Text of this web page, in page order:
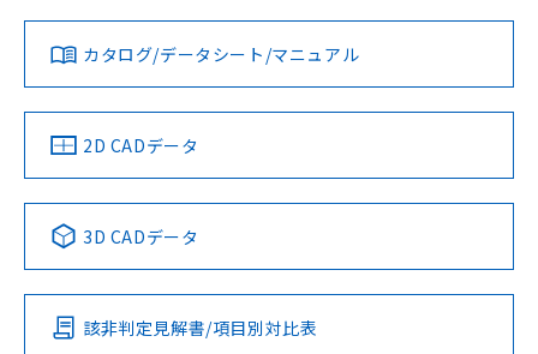
ダウンロードデータをご利用いただく前に、以下を必ずお読
みください。
ソフトウェアの使用条件
対応済み
中国 RoHS 注意事項・凡例
Pb Hg Cd Cr(VI)
O
LR型式承認
（イギリス
船舶規格）
DNV型式承認
（ノルウェー
BV型式承認
（フランス
KR型式
（韓国
No No No No
この製品の規格認証/適合状況ページへ
その他の認証はこちらのページからご検索ください
カタログ/データシート/マニュアル
2D CADデータ
3D CADデータ
該非判定見解書/項目別対比表